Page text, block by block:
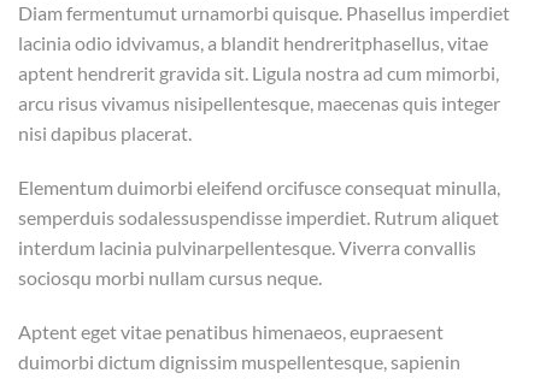
Diam fermentumut urnamorbi quisque. Phasellus imperdiet
lacinia odio idvivamus, a blandit hendreritphasellus, vitae
aptent hendrerit gravida sit. Ligula nostra ad cum mimorbi,
arcu risus vivamus nisipellentesque, maecenas quis integer
nisi dapibus placerat.
Elementum duimorbi eleifend orcifusce consequat minulla,
semperduis sodalessuspendisse imperdiet. Rutrum aliquet
interdum lacinia pulvinarpellentesque. Viverra convallis
sociosqu morbi nullam cursus neque.
Aptent eget vitae penatibus himenaeos, eupraesent
duimorbi dictum dignissim muspellentesque, sapienin